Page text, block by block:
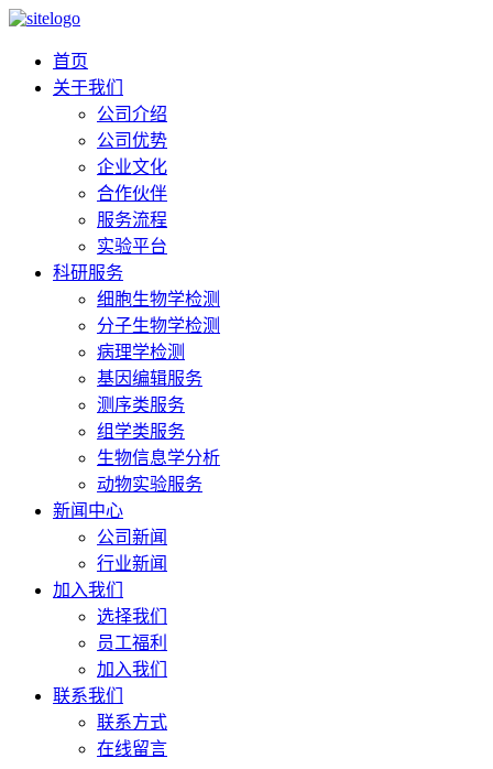
首页
关于我们
公司介绍
公司优势
企业文化
合作伙伴
服务流程
实验平台
科研服务
细胞生物学检测
分子生物学检测
病理学检测
基因编辑服务
测序类服务
组学类服务
生物信息学分析
动物实验服务
新闻中心
公司新闻
行业新闻
加入我们
选择我们
员工福利
加入我们
联系我们
联系方式
在线留言